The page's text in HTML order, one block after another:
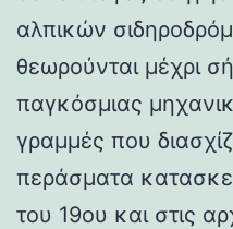
αλπικών
θεωρούνται μέχρι
παγκόσμιας
γραμμές που
περάσματα
του 19ου και στις